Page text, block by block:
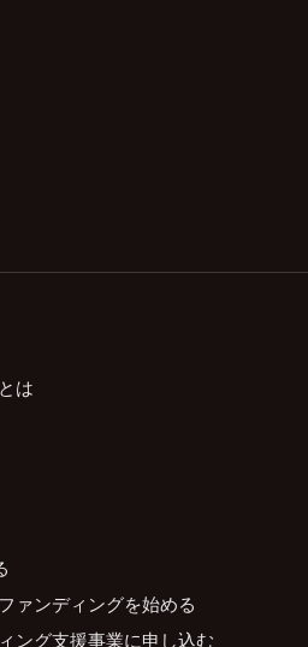
は
ァンディングを始める
ング支援事業に申し込む